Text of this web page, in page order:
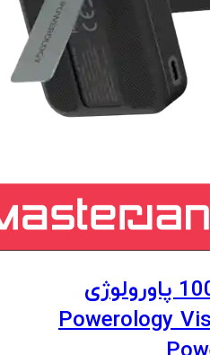
پاوربانک وایرلس 10000 پاورولوژی
Powerology